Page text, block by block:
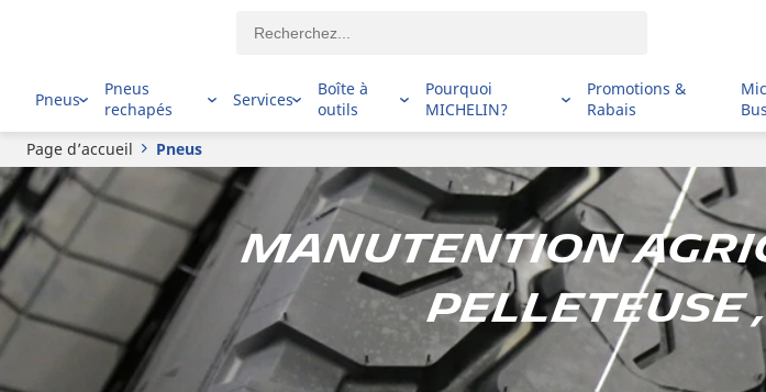
Pneus
Pneus
rechapés
Services
Boîte à
outils
Pourquoi
MICHELIN?
Promotions &
Rabais
Page d’accueil Pneus
Manutention
pelleteuse ,